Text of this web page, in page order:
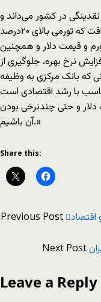
در کشور می‌داند و
می‌افزايد: «امروزه کمتر کشوری را می‌توان يافت که تورمی بالای ۲۰درصد
و قيمت دلار و همچنين
نرخ بهره، جلوگيری از
که بانک مرکزی به وظيفه
با رشد اقتصادی است
و حتی چندنرخی بودن
آن باشيم.»
Share this:
Previous Post
Next Post
Leave a Reply